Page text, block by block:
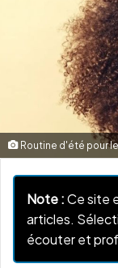
Routine d'été pour
Note :Ce site
articles.
écouter et